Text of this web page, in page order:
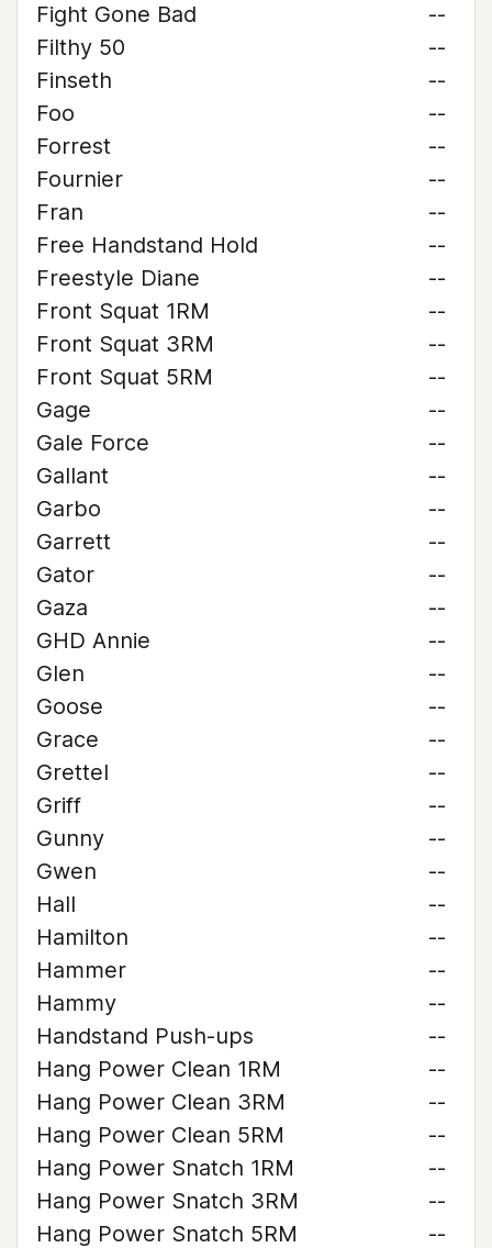
Fight Gone Bad
--
Filthy 50
--
Finseth
--
Foo
--
Forrest
--
Fournier
--
Fran
--
Free Handstand Hold
--
Freestyle Diane
--
Front Squat 1RM
--
Front Squat 3RM
--
Front Squat 5RM
--
Gage
--
Gale Force
--
Gallant
--
Garbo
--
Garrett
--
Gator
--
Gaza
--
GHD Annie
--
Glen
--
Goose
--
Grace
--
Grettel
--
Griff
--
Gunny
--
Gwen
--
Hall
--
Hamilton
--
Hammer
--
Hammy
--
Handstand Push-ups
--
Hang Power Clean 1RM
--
Hang Power Clean 3RM
--
Hang Power Clean 5RM
--
Hang Power Snatch 1RM
--
Hang Power Snatch 3RM
--
Hang Power Snatch 5RM
--